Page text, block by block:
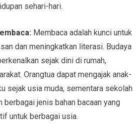
sehari-hari.
Membaca adalah kunci untuk
dan meningkatkan literasi. Budaya
sejak dini di rumah,
Orangtua dapat mengajak anak-
sejak usia muda, sementara sekolah
berbagai jenis bahan bacaan yang
untuk berbagai usia.